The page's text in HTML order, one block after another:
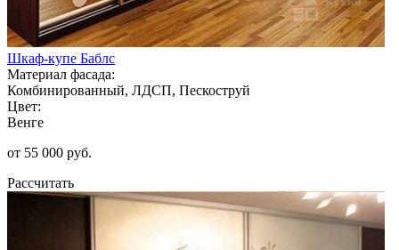
Шкаф-купе Баблс
Материал фасада:
Комбинированный, ЛДСП, Пескоструй
Цвет:
Венге
от 55 000 руб.
Рассчитать